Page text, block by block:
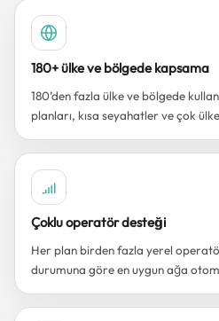
180+ ülke ve bölgede kapsama
180’den fazla ülke ve bölgede
planları, kısa seyahatler ve çok
Çoklu operatör desteği
Her plan birden fazla yerel
durumuna göre en uygun ağa